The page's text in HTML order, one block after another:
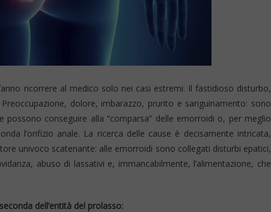
ricorrere al medico solo nei casi estremi. Il fastidioso disturbo,
dolore, imbarazzo, prurito e sanguinamento: sono
conseguire alla “comparsa” delle emorroidi o, per meglio
l’orifizio anale. La ricerca delle cause è decisamente intricata,
univoco scatenante: alle emorroidi sono collegati disturbi epatici,
abuso di lassativi e, immancabilmente, l’alimentazione, che
dell’entità del prolasso: